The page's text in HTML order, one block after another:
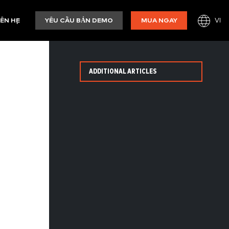
HỆ YÊU CẦU BẢN DEMO MUA NGAY VI
ADDITIONAL ARTICLES